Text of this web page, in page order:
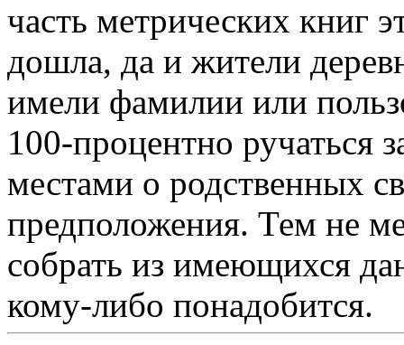
часть метрических книг
дошла, да и жители
имели фамилии или
100-процентно ручаться
местами о родственных
предположения. Тем не
собрать из имеющихся
кому-либо понадобится.